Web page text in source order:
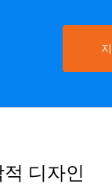
디자인